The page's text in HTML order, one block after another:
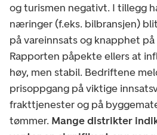
og turismen negativt. I tillegg
næringer (f.eks. bilbransjen)
på vareinnsats og knapphet
Rapporten påpekte ellers at
høy, men stabil. Bedriftene
prisoppgang på viktige
frakttjenester og på
tømmer. Mange distrikter